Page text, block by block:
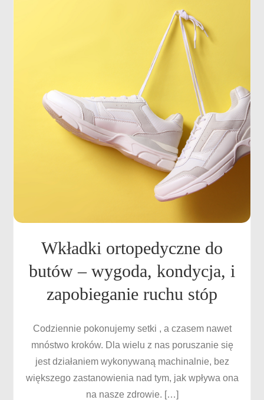
Wkładki ortopedyczne do
butów – wygoda, kondycja, i
zapobieganie ruchu stóp
Codziennie pokonujemy setki , a czasem nawet
mnóstwo kroków. Dla wielu z nas poruszanie się
jest działaniem wykonywaną machinalnie, bez
większego zastanowienia nad tym, jak wpływa ona
na nasze zdrowie. […]